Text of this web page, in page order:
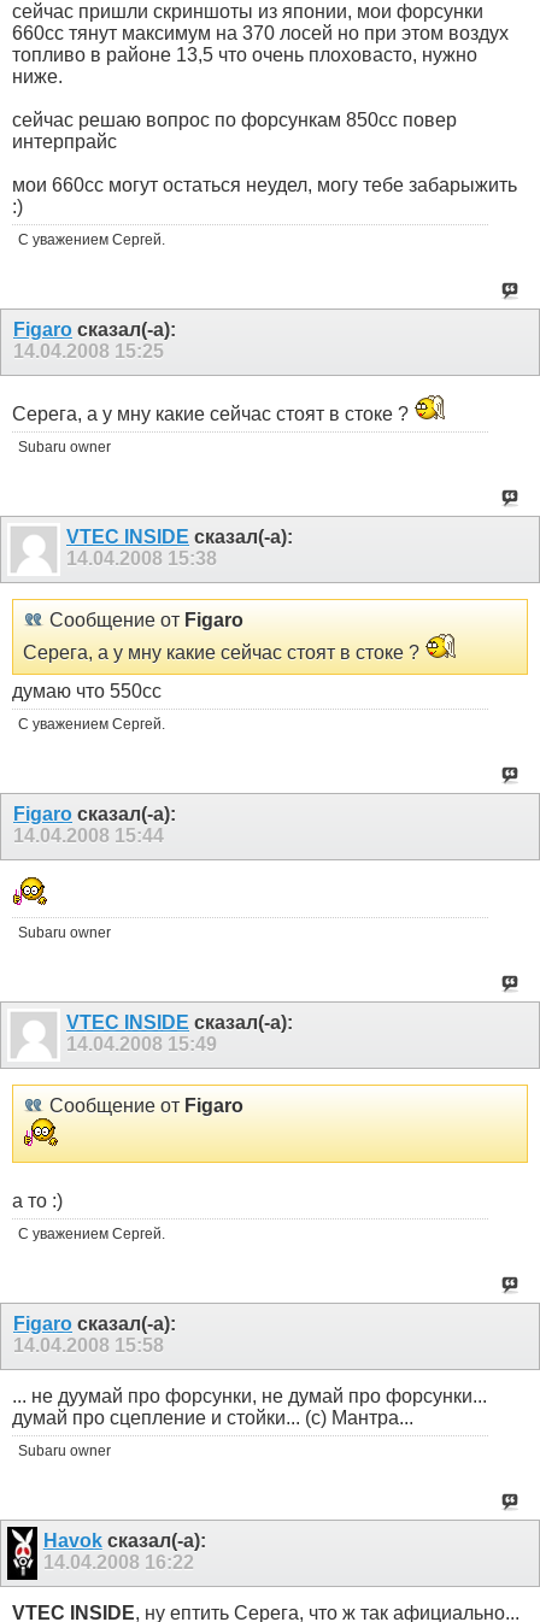
сейчас пришли скриншоты из японии, мои форсунки
660сс тянут максимум на 370 лосей но при этом воздух
топливо в районе 13,5 что очень плоховасто, нужно
ниже.
сейчас решаю вопрос по форсункам 850сс повер
интерпрайс
мои 660сс могут остаться неудел, могу тебе забарыжить
:)
С уважением Сергей.
Figaro сказал(-а):
14.04.2008 15:25
Серега, а у мну какие сейчас стоят в стоке ?
Subaru owner
VTEC INSIDE сказал(-а):
14.04.2008 15:38
Сообщение от Figaro
Серега, а у мну какие сейчас стоят в стоке ?
думаю что 550сс
С уважением Сергей.
Figaro сказал(-а):
14.04.2008 15:44
Subaru owner
VTEC INSIDE сказал(-а):
14.04.2008 15:49
Сообщение от Figaro
а то :)
С уважением Сергей.
Figaro сказал(-а):
14.04.2008 15:58
... не дуумай про форсунки, не думай про форсунки...
думай про сцепление и стойки... (с) Мантра...
Subaru owner
Havokсказал(-а):
14.04.2008 16:22
VTEC INSIDE, ну ептить Серега, что ж так афициально...